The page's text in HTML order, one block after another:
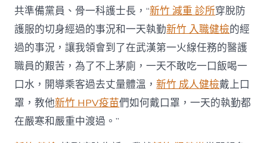
共準備黨員、骨一科護士長，“新竹 減重 診所穿脫防
護服的切身經過的事況和一天執勤新竹 入職健檢的經
過的事況，讓我領會到了在武漢第一火線任務的醫護
職員的艱苦，為了不上茅廁，一天不敢吃一口飯喝一
口水，開導乘客過去丈量體溫，新竹 成人健檢戴上口
罩，教他新竹 HPV疫苗們如何戴口罩，一天的執勤都
在嚴寒和嚴重中渡過。”